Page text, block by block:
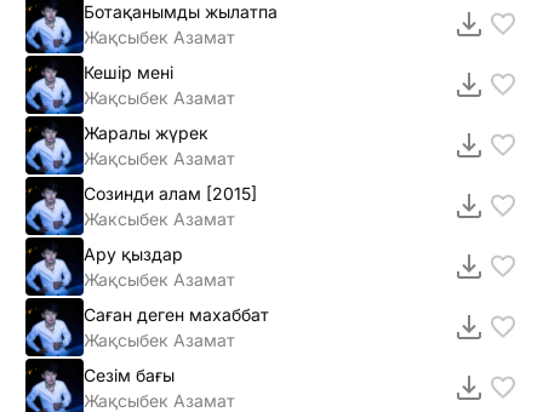
Ботақанымды жылатпа
Жақсыбек Азамат
Кешір мені
Жақсыбек Азамат
Жаралы жүрек
Жақсыбек Азамат
Созинди алам [2015]
Жаксыбек Азамат
Ару қыздар
Жақсыбек Азамат
Саған деген махаббат
Жақсыбек Азамат
Сезім бағы
Жақсыбек Азамат